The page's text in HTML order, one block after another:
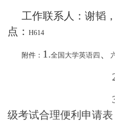
工作联系人：谢韬 ，
点： H614
附件： 1.全国大学英语四 、
级考试合理便利申请表